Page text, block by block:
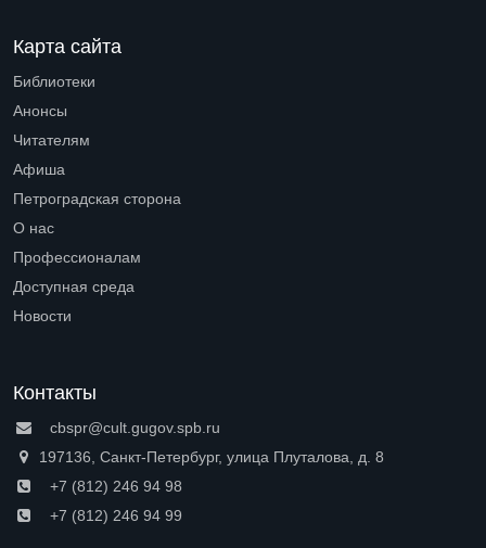
Карта сайта
Библиотеки
Анонсы
Читателям
Афиша
Петроградская сторона
О нас
Профессионалам
Доступная среда
Новости
Контакты
cbspr@cult.gugov.spb.ru
197136, Санкт-Петербург, улица Плуталова, д. 8
+7 (812) 246 94 98
+7 (812) 246 94 99